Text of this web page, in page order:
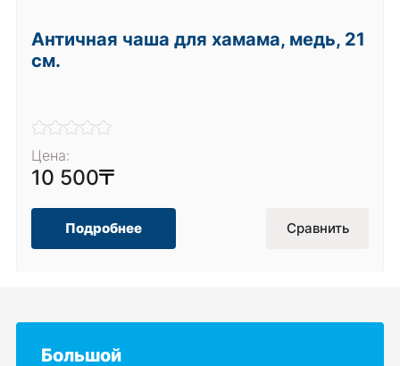
Античная чаша для хамама, медь, 21
см.
Цена:
10 500
Подробнее Сравнить
Большой